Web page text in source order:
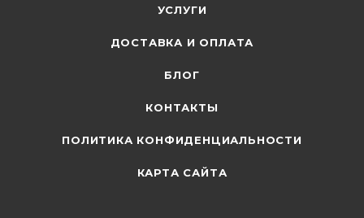
УСЛУГИ
ДОСТАВКА И ОПЛАТА
БЛОГ
КОНТАКТЫ
ПОЛИТИКА КОНФИДЕНЦИАЛЬНОСТИ
КАРТА САЙТА